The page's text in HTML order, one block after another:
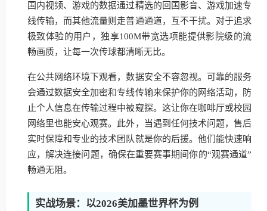
国内视频、游戏的数据通过精选的回国影音、游戏加速专
线传输，而其他流量则走普通通道，互不干扰。对于追求
极致体验的用户，独享100M带宽选项能提供影院级的流
畅画质，让每一次传球都清晰无比。
在公共网络环境下观看，数据安全不容忽视。可靠的服务
会通过数据安全加密和专线传输来保护你的网络活动，防
止个人信息在传输过程中被窥探。这让你在咖啡厅或校园
网络里也能安心观赛。此外，当遇到任何技术问题，售后
实时保障和专业的技术团队就是你的后援。他们能快速响
应，解决连接问题，确保在重要赛事期间你的“观赛通道”
畅通无阻。
实战场景：以2026美加墨世界杯为例